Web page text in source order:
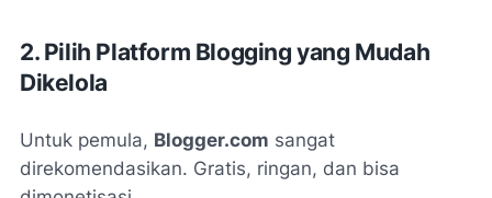
2. Pilih Platform Blogging yang Mudah
Dikelola
Untuk pemula, Blogger.com sangat
direkomendasikan. Gratis, ringan, dan bisa